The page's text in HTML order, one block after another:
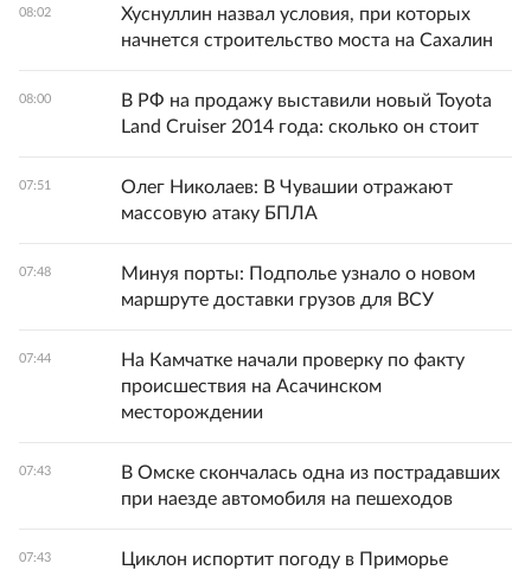
08:02
Хуснуллин назвал условия, при которых
начнется строительство моста на Сахалин
08:00
В РФ на продажу выставили новый Toyota
Land Cruiser 2014 года: сколько он стоит
07:51
Олег Николаев: В Чувашии отражают
массовую атаку БПЛА
07:48
Минуя порты: Подполье узнало о новом
маршруте доставки грузов для ВСУ
07:44
На Камчатке начали проверку по факту
происшествия на Асачинском
месторождении
07:43
В Омске скончалась одна из пострадавших
при наезде автомобиля на пешеходов
07:43 Циклон испортит погоду в Приморье